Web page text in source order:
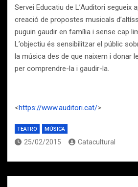
Servei Educatiu de L’Auditori segueix
creació de propostes musicals
puguin gaudir en família i sense cap
L’objectiu és sensibilitzar el públic
la música des de que naixem i donar
per comprendre-la i gaudir-la.
<https://www.auditori.cat/>
TEATRO MÚSICA
25/02/2015 Catacultural